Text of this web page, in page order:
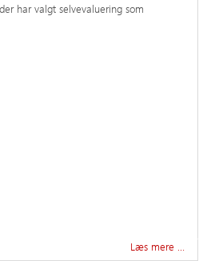
har valgt selvevaluering som
Læs mere …